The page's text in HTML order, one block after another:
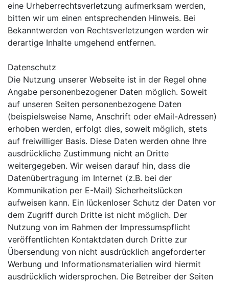
eine Urheberrechtsverletzung aufmerksam werden,
bitten wir um einen entsprechenden Hinweis. Bei
Bekanntwerden von Rechtsverletzungen werden wir
derartige Inhalte umgehend entfernen.
Datenschutz
Die Nutzung unserer Webseite ist in der Regel ohne
Angabe personenbezogener Daten möglich. Soweit
auf unseren Seiten personenbezogene Daten
(beispielsweise Name, Anschrift oder eMail-Adressen)
erhoben werden, erfolgt dies, soweit möglich, stets
auf freiwilliger Basis. Diese Daten werden ohne Ihre
ausdrückliche Zustimmung nicht an Dritte
weitergegeben. Wir weisen darauf hin, dass die
Datenübertragung im Internet (z.B. bei der
Kommunikation per E-Mail) Sicherheitslücken
aufweisen kann. Ein lückenloser Schutz der Daten vor
dem Zugriff durch Dritte ist nicht möglich. Der
Nutzung von im Rahmen der Impressumspflicht
veröffentlichten Kontaktdaten durch Dritte zur
Übersendung von nicht ausdrücklich angeforderter
Werbung und Informationsmaterialien wird hiermit
ausdrücklich widersprochen. Die Betreiber der Seiten